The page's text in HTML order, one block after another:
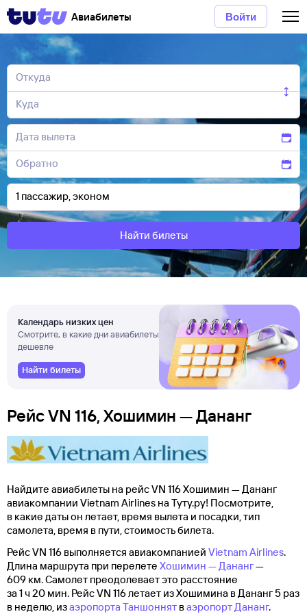
Авиабилеты Войти
Найти билеты
Календарь низких цен
Смотрите, в какие дни авиабилеты
дешевле
Найти билеты
Рейс VN 116, Хошимин — Дананг
Найдите авиабилеты на рейс VN 116 Хошимин — Дананг
авиакомпании Vietnam Airlines на Туту.ру! Посмотрите,
в какие даты он летает, время вылета и посадки, тип
самолета, время в пути, стоимость билета.
Рейс VN 116 выполняется авиакомпанией Vietnam Airlines.
Длина маршрута при перелете Хошимин — Дананг—
609 км. Самолет преодолевает это расстояние
за 1 ч 20 мин. Рейс VN 116 летает из Хошимина в Дананг 5 раз
в неделю, изаэропорта Таншоннят ваэропорт Дананг.